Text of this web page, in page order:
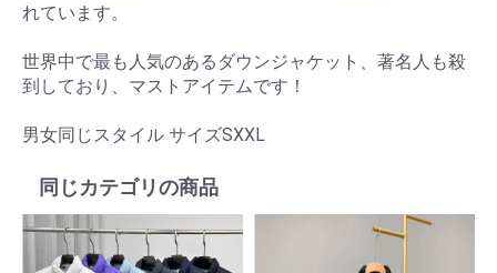
れています。
世界中で最も人気のあるダウンジャケット、著名人も殺
到しており、マストアイテムです！
男女同じスタイル サイズSXXL
同じカテゴリの商品